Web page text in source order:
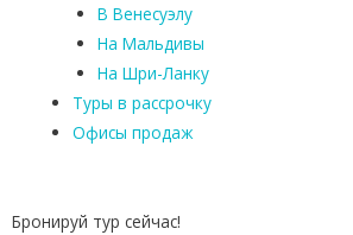
В Венесуэлу
На Мальдивы
На Шри-Ланку
Туры в рассрочку
Офисы продаж
Бронируй тур сейчас!